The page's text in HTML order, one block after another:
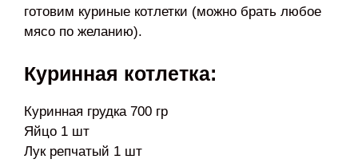
готовим куриные котлетки (можно брать любое
мясо по желанию).
Куринная котлетка:
Куринная грудка 700 гр
Яйцо 1 шт
Лук репчатый 1 шт